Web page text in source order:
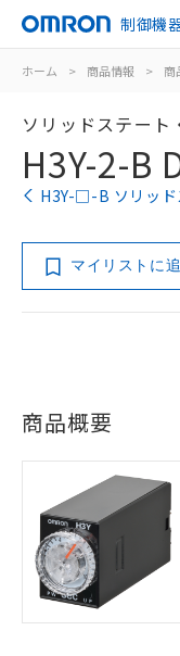
制御機
ホーム > 商品情報 > 商
ソリッドステート
H3Y-2-B
H3Y-□-B ソリッド
マイリストに
商品概要